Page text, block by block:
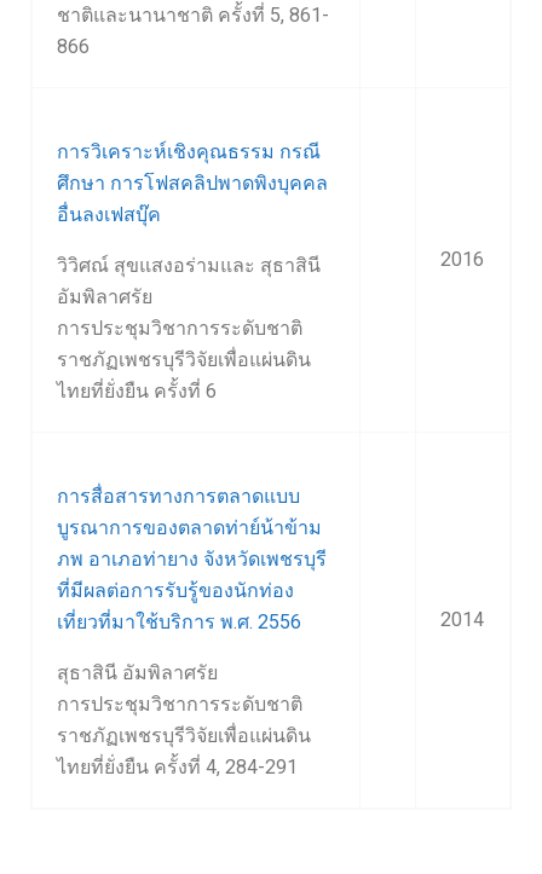
ชาติและนานาชาติ ครั้งที่ 5, 861-
866
การวิเคราะห์เชิงคุณธรรม กรณี
ศึกษา การโฟสคลิปพาดพิงบุคคล
อื่นลงเฟสบุ๊ค
วิวิศณ์ สุขแสงอร่ามและ สุธาสินี
อัมพิลาศรัย
การประชุมวิชาการระดับชาติ
ราชภัฏเพชรบุรีวิจัยเพื่อแผ่นดิน
ไทยที่ยั่งยืน ครั้งที่ 6
2016
การสื่อสารทางการตลาดแบบ
บูรณาการของตลาดท่าย์น้าข้าม
ภพ อาเภอท่ายาง จังหวัดเพชรบุรี
ที่มีผลต่อการรับรู้ของนักท่อง
เที่ยวที่มาใช้บริการ พ.ศ. 2556
สุธาสินี อัมพิลาศรัย
การประชุมวิชาการระดับชาติ
ราชภัฏเพชรบุรีวิจัยเพื่อแผ่นดิน
ไทยที่ยั่งยืน ครั้งที่ 4, 284-291
2014